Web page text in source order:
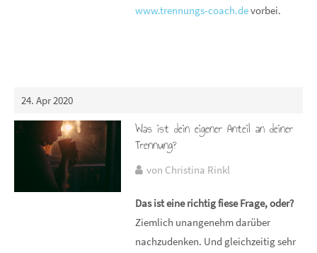
www.trennungs-coach.devorbei.
24. Apr 2020
Was ist dein eigener Anteil an deiner
Trennung?
von Christina Rinkl
Das ist eine richtig fiese Frage, oder?
Ziemlich unangenehm darüber
nachzudenken. Und gleichzeitig sehr